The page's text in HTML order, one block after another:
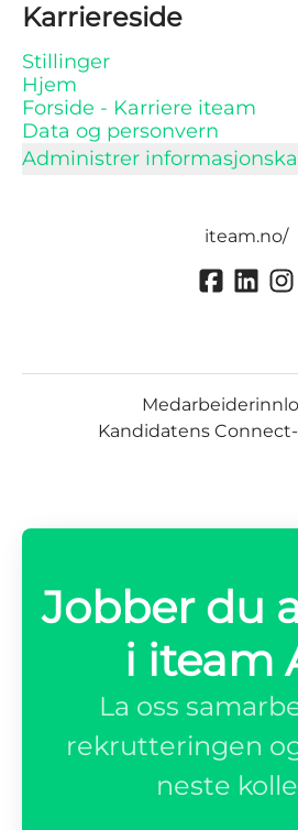
Karriereside
Stillinger
Hjem
Forside - Karriere iteam
Data og personvern
Administrer
iteam.no/
Kandidatens
Jobber du
i iteam
La oss
rekrutteringen
neste